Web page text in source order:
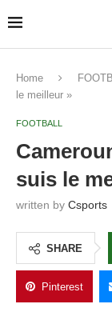
Home
le meilleur »
FOOTBALL
suis le
written by Csports
SHARE
Pinterest